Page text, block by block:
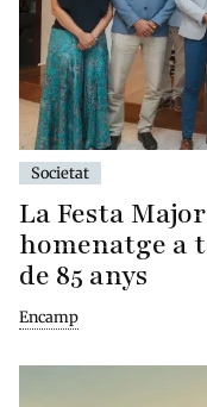
Societat
La Festa
homenatge a
de 85 anys
Encamp